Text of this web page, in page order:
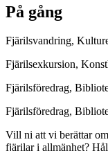
På gång
Fjärilsvandring,
Fjärilsexkursion,
Fjärilsföredrag,
Fjärilsföredrag,
Vill ni att vi berättar
fjärilar i allmänhet?